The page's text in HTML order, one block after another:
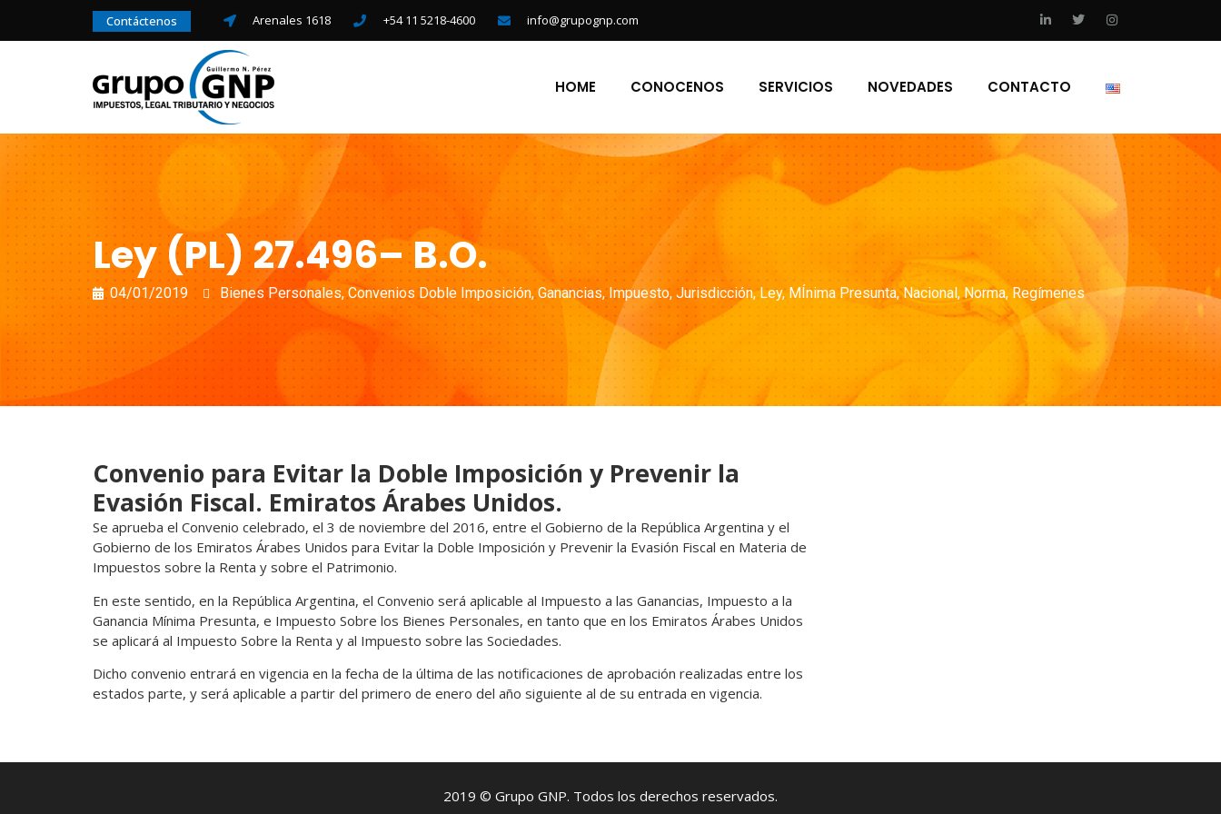
Contáctenos Arenales 1618 +54 11 5218-4600 info@grupognp.com
HOME CONOCENOS SERVICIOS NOVEDADES CONTACTO
Ley (PL) 27.496– B.O.
04/01/2019 Bienes Personales,Convenios Doble Imposición,Ganancias,Impuesto, Jurisdicción,Ley, MÍnima Presunta,Nacional,Norma,Regímenes
Convenio para Evitar la Doble Imposición y Prevenir la
Evasión Fiscal. Emiratos Árabes Unidos.
Se aprueba el Convenio celebrado, el 3 de noviembre del 2016, entre el Gobierno de la República Argentina y el
Gobierno de los Emiratos Árabes Unidos para Evitar la Doble Imposición y Prevenir la Evasión Fiscal en Materia de
Impuestos sobre la Renta y sobre el Patrimonio.
En este sentido, en la República Argentina, el Convenio será aplicable al Impuesto a las Ganancias, Impuesto a la
Ganancia Mínima Presunta, e Impuesto Sobre los Bienes Personales, en tanto que en los Emiratos Árabes Unidos
se aplicará al Impuesto Sobre la Renta y al Impuesto sobre las Sociedades.
Dicho convenio entrará en vigencia en la fecha de la última de las notificaciones de aprobación realizadas entre los
estados parte, y será aplicable a partir del primero de enero del año siguiente al de su entrada en vigencia.
2019 © Grupo GNP. Todos los derechos reservados.